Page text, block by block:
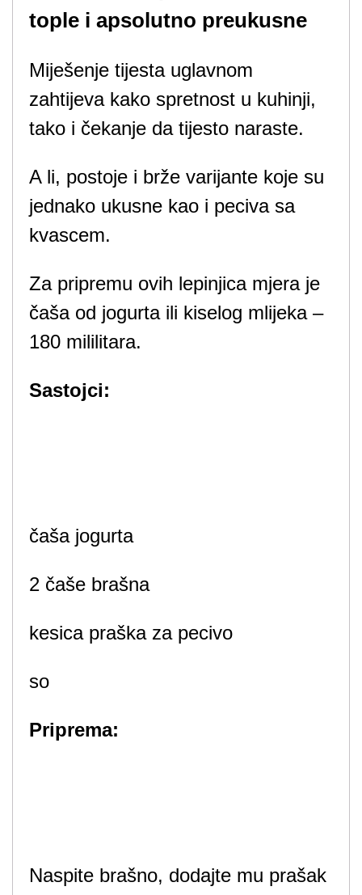
tople i apsolutno preukusne
Miješenje tijesta uglavnom
zahtijeva kako spretnost u kuhinji,
tako i čekanje da tijesto naraste.
A li, postoje i brže varijante koje su
jednako ukusne kao i peciva sa
kvascem.
Za pripremu ovih lepinjica mjera je
čaša od jogurta ili kiselog mlijeka –
180 mililitara.
Sastojci:
čaša jogurta
2 čaše brašna
kesica praška za pecivo
so
Priprema:
Naspite brašno, dodajte mu prašak